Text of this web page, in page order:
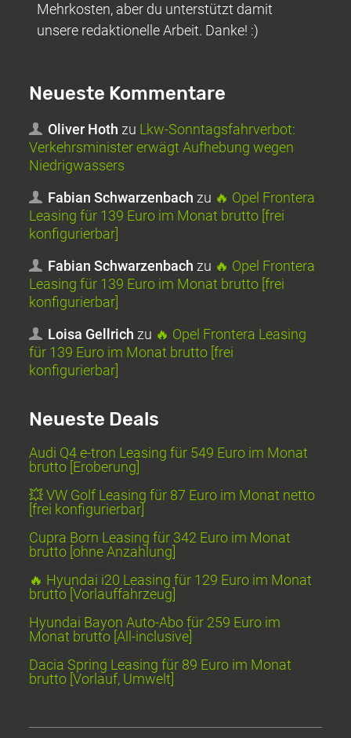
Mehrkosten, aber du unterstützt damit
unsere redaktionelle Arbeit. Danke! :)
Neueste Kommentare
Oliver Hoth zu Lkw-Sonntagsfahrverbot:
Verkehrsminister erwägt Aufhebung wegen
Niedrigwassers
Fabian Schwarzenbach zu 🔥 Opel Frontera
Leasing für 139 Euro im Monat brutto [frei
konfigurierbar]
Fabian Schwarzenbach zu 🔥 Opel Frontera
Leasing für 139 Euro im Monat brutto [frei
konfigurierbar]
Loisa Gellrich zu 🔥 Opel Frontera Leasing
für 139 Euro im Monat brutto [frei
konfigurierbar]
Neueste Deals
Audi Q4 e-tron Leasing für 549 Euro im Monat
brutto [Eroberung]
💥 VW Golf Leasing für 87 Euro im Monat netto
[frei konfigurierbar]
Cupra Born Leasing für 342 Euro im Monat
brutto [ohne Anzahlung]
🔥 Hyundai i20 Leasing für 129 Euro im Monat
brutto [Vorlauffahrzeug]
Hyundai Bayon Auto-Abo für 259 Euro im
Monat brutto [All-inclusive]
Dacia Spring Leasing für 89 Euro im Monat
brutto [Vorlauf, Umwelt]